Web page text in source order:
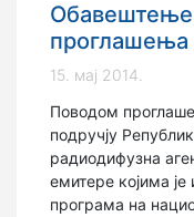
Обавештење
проглашења
15. мај 2014.
Поводом
подручју
радиодифузна
емитере којима
програма на